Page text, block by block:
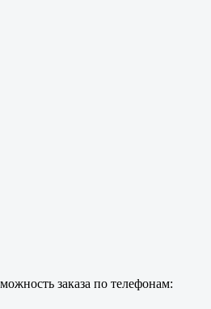
заказа по телефонам: